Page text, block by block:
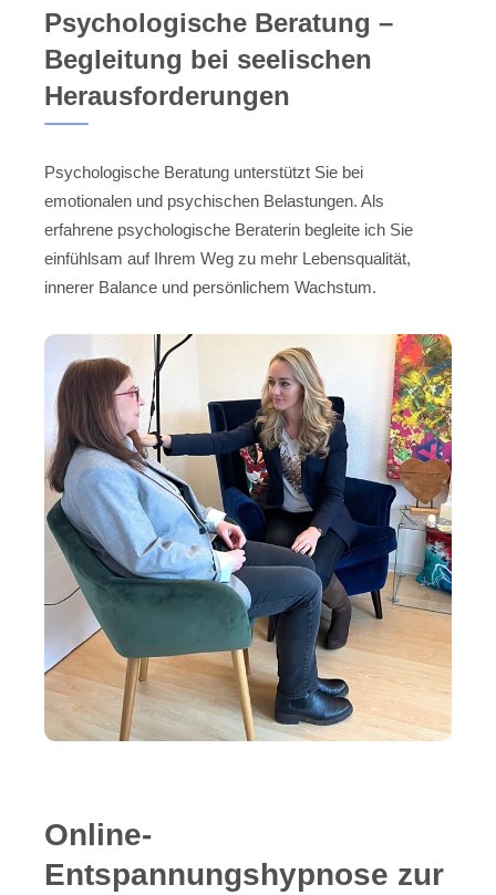
Psychologische Beratung –
Begleitung bei seelischen
Herausforderungen
Psychologische Beratung unterstützt Sie bei
emotionalen und psychischen Belastungen. Als
erfahrene psychologische Beraterin begleite ich Sie
einfühlsam auf Ihrem Weg zu mehr Lebensqualität,
innerer Balance und persönlichem Wachstum.
Online-
Entspannungshypnose zur